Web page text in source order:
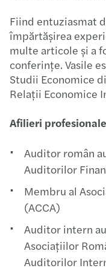
Fiind entuziasmat
împărtășirea
multe articole și a
conferințe.​ Vasile
Studii Economice
Relații Economice
Afilieri profesionale​
Auditor român
Auditorilor
Membru al
(ACCA)​​
Auditor intern
Asociațiilor
Auditorilor